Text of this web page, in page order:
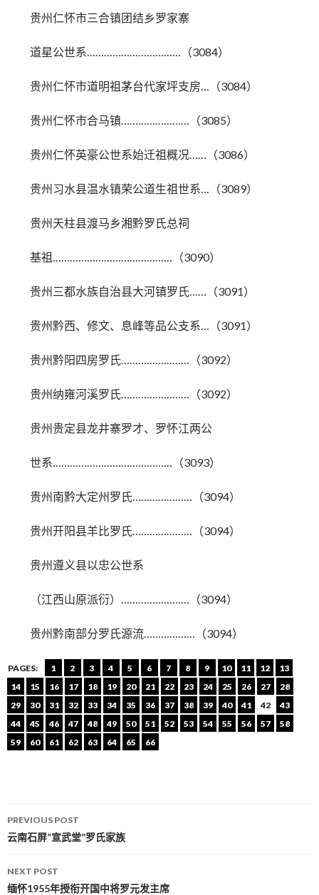
贵州仁怀市三合镇团结乡罗家寨
道星公世系……………………………（3084）
贵州仁怀市道明祖茅台代家坪支房…（3084）
贵州仁怀市合马镇……………………（3085）
贵州仁怀英豪公世系始迁祖概况……（3086）
贵州习水县温水镇荣公道生祖世系…（3089）
贵州天柱县渡马乡湘黔罗氏总祠
基祖……………………………………（3090）
贵州三都水族自治县大河镇罗氏……（3091）
贵州黔西、修文、息峰等品公支系…（3091）
贵州黔阳四房罗氏……………………（3092）
贵州纳雍河溪罗氏……………………（3092）
贵州贵定县龙井寨罗才、罗怀江两公
世系……………………………………（3093）
贵州南黔大定州罗氏…………………（3094）
贵州开阳县羊比罗氏…………………（3094）
贵州遵义县以忠公世系
（江西山原派衍）……………………（3094）
贵州黔南部分罗氏源流………………（3094）
PAGES: 1 2 3 4 5 6 7 8 9 10 11 12
13
14
15 16 17 18 19 20 21 22 23 24 25 26 27
28
29
30 31 32 33 34 35 36 37 38 39 40 41 42
43
44
45 46 47 48 49 50 51 52 53 54 55 56 57
58
59
60 61 62 63 64 65 66
Post navigation
PREVIOUS POST
云南石屏“宣武堂”罗氏家族
NEXT POST
缅怀1955年授衔开国中将罗元发主席